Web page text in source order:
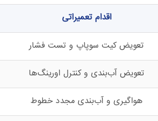
اقدام تعمیراتی
تعویض کیت سوپاپ و تست فشار
تعویض آب‌بندی و کنترل اورینگ‌ها
هواگیری و آب‌بندی مجدد خطوط